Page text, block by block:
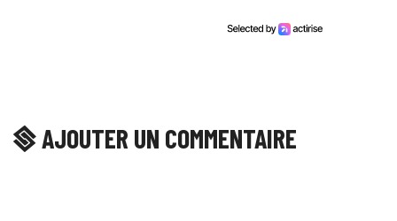
AJOUTER UN COMMENTAIRE